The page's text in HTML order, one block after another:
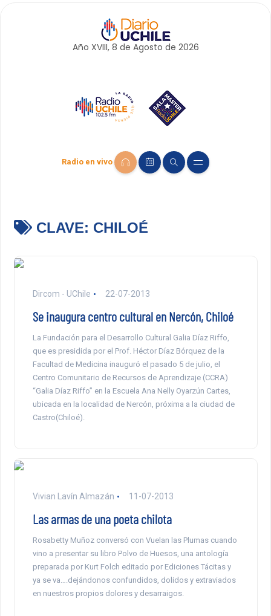
Año XVIII, 8 de Agosto de 2026
Radio en vivo
CLAVE: CHILOÉ
Dircom - UChile 22-07-2013
Se inaugura centro cultural en Nercón, Chiloé
La Fundación para el Desarrollo Cultural Galia Díaz Riffo,
que es presidida por el Prof. Héctor Díaz Bórquez de la
Facultad de Medicina inauguró el pasado 5 de julio, el
Centro Comunitario de Recursos de Aprendizaje (CCRA)
“Galia Díaz Riffo” en la Escuela Ana Nelly Oyarzún Cartes,
ubicada en la localidad de Nercón, próxima a la ciudad de
Castro(Chiloé).
Vivian Lavín Almazán 11-07-2013
Las armas de una poeta chilota
Rosabetty Muñoz conversó con Vuelan las Plumas cuando
vino a presentar su libro Polvo de Huesos, una antología
preparada por Kurt Folch editado por Ediciones Tácitas y
ya se va….dejándonos confundidos, dolidos y extraviados
en nuestros propios dolores y desarraigos.